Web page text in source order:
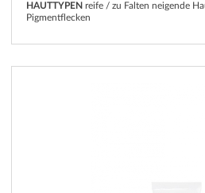
HAUTTYPEN reife / zu Falten neigende
Pigmentflecken